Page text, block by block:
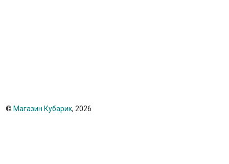
© Магазин Кубарик, 2026